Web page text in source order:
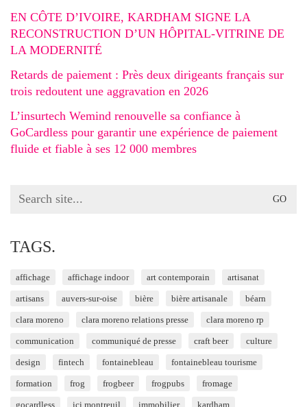
EN CÔTE D’IVOIRE, KARDHAM SIGNE LA
RECONSTRUCTION D’UN HÔPITAL-VITRINE DE
LA MODERNITÉ
Retards de paiement : Près deux dirigeants français sur
trois redoutent une aggravation en 2026
L’insurtech Wemind renouvelle sa confiance à
GoCardless pour garantir une expérience de paiement
fluide et fiable à ses 12 000 membres
Search
TAGS.
affichage affichage indoor art contemporain artisanat
artisans auvers-sur-oise bière bière artisanale béarn
clara moreno clara moreno relations presse clara moreno rp
communication communiqué de presse craft beer culture
design fintech fontainebleau fontainebleau tourisme
formation frog frogbeer frogpubs fromage
gocardless ici montreuil immobilier kardham